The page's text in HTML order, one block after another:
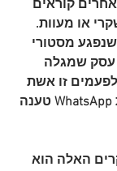
קוראים
או מעוות.
מסטורי
עסק שמגלה
לפעמים זו אשת
מקצוע שרואה בקבוצת WhatsApp טענה
האלה הוא